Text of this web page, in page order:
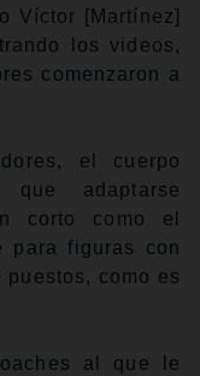
Víctor [Martínez]
los videos,
comenzaron a
el cuerpo
adaptarse
corto como el
para figuras con
como es
al que le